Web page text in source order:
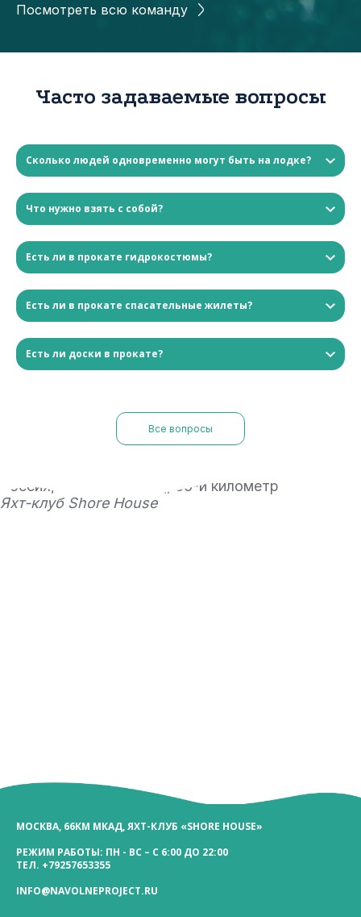
Посмотреть всю команду
Часто задаваемые вопросы
Сколько людей одновременно могут быть на лодке?
Что нужно взять с собой?
Есть ли в прокате гидрокостюмы?
Есть ли в прокате спасательные жилеты?
Есть ли доски в прокате?
Все вопросы
Россия, Москва, МКАД, 66-й километр
Яхт-клуб Shore House
МОСКВА, 66КМ МКАД, ЯХТ-КЛУБ «SHORE HOUSE»
РЕЖИМ РАБОТЫ: ПН - ВС – С 6:00 ДО 22:00
ТЕЛ. +79257653355
INFO@NAVOLNEPROJECT.RU